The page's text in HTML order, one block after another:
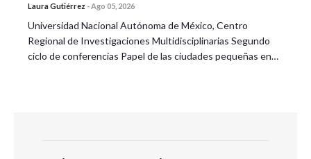
Laura Gutiérrez -Ago 05, 2026
Universidad Nacional Autónoma de México, Centro
Regional de Investigaciones Multidisciplinarias Segundo
ciclo de conferencias Papel de las ciudades pequeñas en…